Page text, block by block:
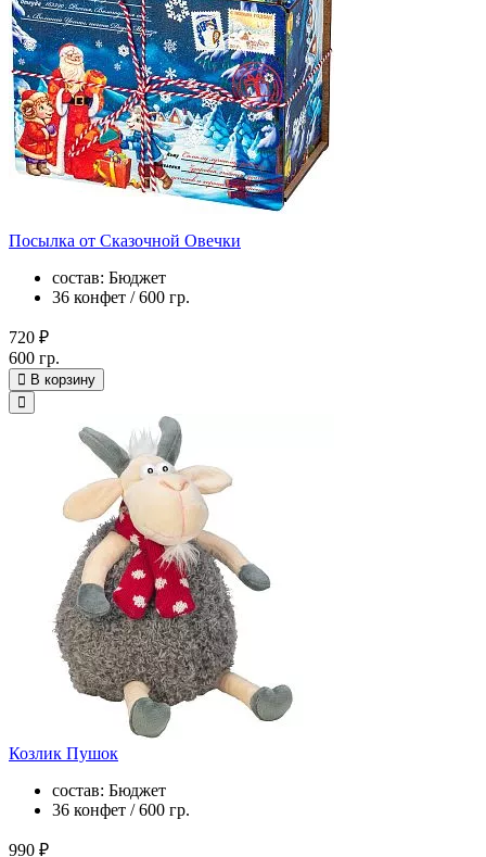
Посылка от Сказочной Овечки
состав: Бюджет
36 конфет / 600 гр.
720 ₽
600 гр.
В корзину
Козлик Пушок
состав: Бюджет
36 конфет / 600 гр.
990 ₽